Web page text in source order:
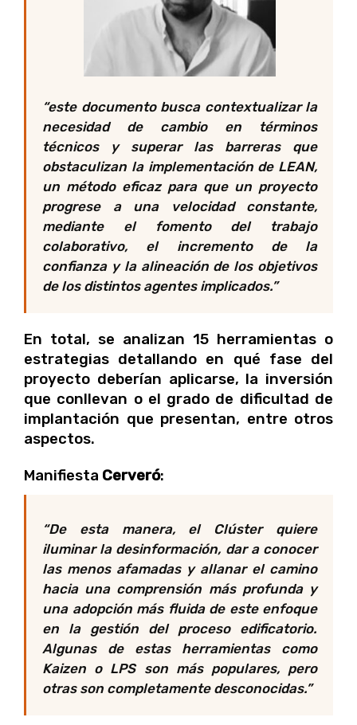
“este documento busca contextualizar la
necesidad de cambio en términos
técnicos y superar las barreras que
obstaculizan la implementación de LEAN,
un método eficaz para que un proyecto
progrese a una velocidad constante,
mediante el fomento del trabajo
colaborativo, el incremento de la
confianza y la alineación de los objetivos
de los distintos agentes implicados.”
En total, se analizan 15 herramientas o
estrategias detallando en qué fase del
proyecto deberían aplicarse, la inversión
que conllevan o el grado de dificultad de
implantación que presentan, entre otros
aspectos.
Manifiesta Cerveró:
“De esta manera, el Clúster quiere
iluminar la desinformación, dar a conocer
las menos afamadas y allanar el camino
hacia una comprensión más profunda y
una adopción más fluida de este enfoque
en la gestión del proceso edificatorio.
Algunas de estas herramientas como
Kaizen o LPS son más populares, pero
otras son completamente desconocidas.”